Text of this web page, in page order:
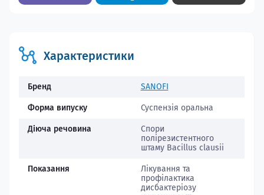
Характеристики
Бренд SANOFI
Форма випуску Суспензія оральна
Діюча речовина
Спори
полірезистентного
штаму Bacillus clausii
Показання
Лікування та
профілактика
дисбактеріозу